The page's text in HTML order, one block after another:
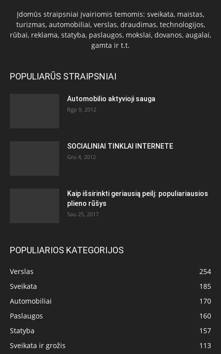
Įdomūs straipsniai įvairiomis temomis: sveikata, maistas,
turizmas, automobiliai, verslas, draudimas, technologijos,
rūbai, reklama, statyba, paslaugos, mokslai, dovanos, augalai,
gamta ir t.t.
POPULIARŪS STRAIPSNIAI
Automobilio aktyvioji sauga
Rgp 9, 2012
SOCIALINIAI TINKLAI INTERNETE
Gru 4, 2012
Kaip išsirinkti geriausią peilį: populiariausios
plieno rūšys
Sau 25, 2017
POPULIARIOS KATEGORIJOS
Verslas
254
Sveikata
185
Automobiliai
170
Paslaugos
160
Statyba
157
Sveikata ir grožis
113